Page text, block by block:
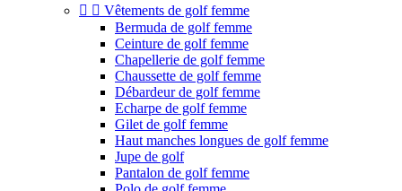
  Vêtements de golf femme
Bermuda de golf femme
Ceinture de golf femme
Chapellerie de golf femme
Chaussette de golf femme
Débardeur de golf femme
Echarpe de golf femme
Gilet de golf femme
Haut manches longues de golf femme
Jupe de golf
Pantalon de golf femme